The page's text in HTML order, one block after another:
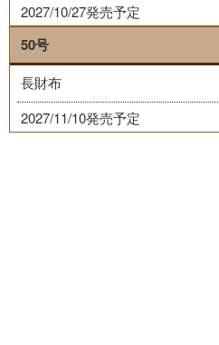
2027/10/27発売予定
50号
長財布
2027/11/10発売予定